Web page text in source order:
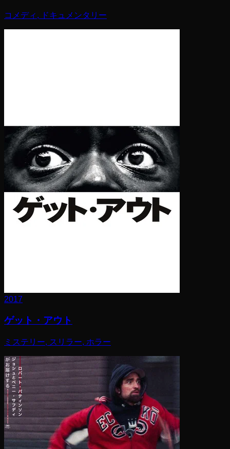
コメディ, ドキュメンタリー
2017
ゲット・アウト
ミステリー, スリラー, ホラー